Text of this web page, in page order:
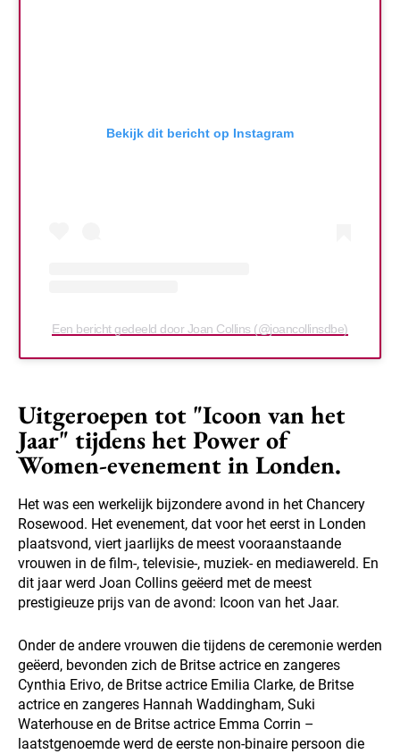
Bekijk dit bericht op Instagram
Een bericht gedeeld door Joan Collins (@joancollinsdbe)
Uitgeroepen tot "Icoon van het
Jaar" tijdens het Power of
Women-evenement in Londen.
Het was een werkelijk bijzondere avond in het Chancery
Rosewood. Het evenement, dat voor het eerst in Londen
plaatsvond, viert jaarlijks de meest vooraanstaande
vrouwen in de film-, televisie-, muziek- en mediawereld. En
dit jaar werd Joan Collins geëerd met de meest
prestigieuze prijs van de avond: Icoon van het Jaar.
Onder de andere vrouwen die tijdens de ceremonie werden
geëerd, bevonden zich de Britse actrice en zangeres
Cynthia Erivo, de Britse actrice Emilia Clarke, de Britse
actrice en zangeres Hannah Waddingham, Suki
Waterhouse en de Britse actrice Emma Corrin –
laatstgenoemde werd de eerste non-binaire persoon die